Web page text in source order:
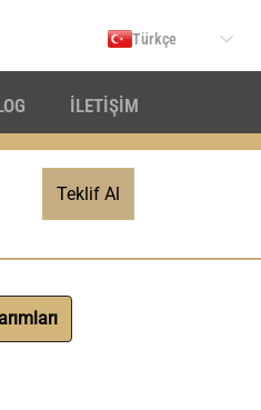
Türkçe
İLETİŞİM
Teklif Al